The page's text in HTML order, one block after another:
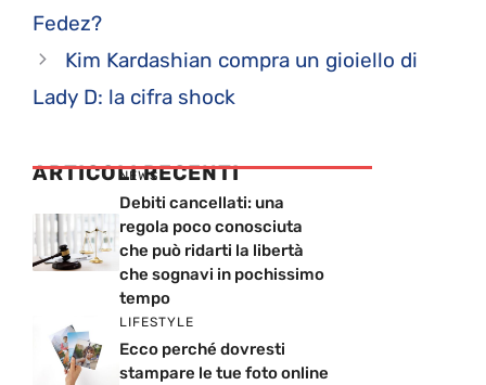
Fedez?
Kim Kardashian compra un gioiello di
Lady D: la cifra shock
ARTICOLI RECENTI
NEWS
Debiti cancellati: una
regola poco conosciuta
che può ridarti la libertà
che sognavi in pochissimo
tempo
LIFESTYLE
Ecco perché dovresti
stampare le tue foto online